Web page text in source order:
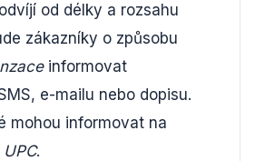
od délky a rozsahu
zákazníky o způsobu
informovat
e-mailu nebo dopisu.
mohou informovat na
.